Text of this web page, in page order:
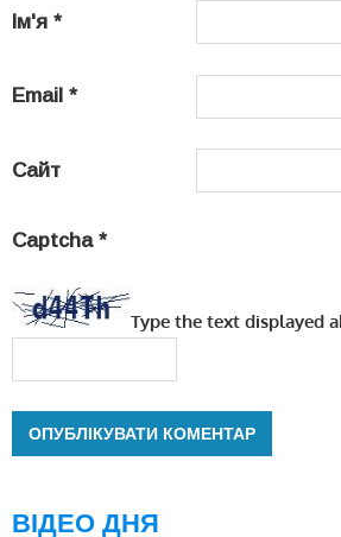
Ім'я *
Email *
Сайт
Captcha *
Type the text displayed
ВІДЕО ДНЯ